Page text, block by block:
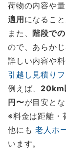
荷物の内容や
適用 になること
また、 階段で
ので、あらか
詳しい内容や料
引越し見積り
例えば、 20km
円〜が目安とな
※料金は距離・
他にも老人ホ
います。